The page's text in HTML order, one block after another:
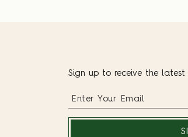
Sign up to receive the latest